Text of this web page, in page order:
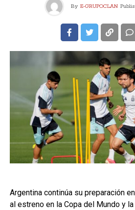
By E-GRUPOCLAN
Argentina continúa su preparación
al estreno en la Copa del Mundo y